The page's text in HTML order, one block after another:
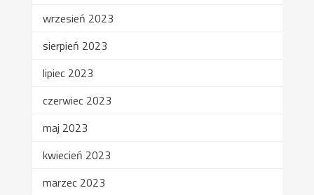
wrzesień 2023
sierpień 2023
lipiec 2023
czerwiec 2023
maj 2023
kwiecień 2023
marzec 2023